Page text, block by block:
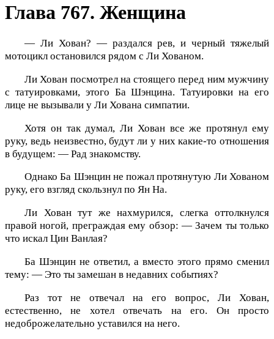
Глава 767. Женщина
— Ли Хован? — раздался рев, и черный тяжелый
мотоцикл остановился рядом с Ли Хованом.
Ли Хован посмотрел на стоящего перед ним мужчину
с татуировками, этого Ба Шэнцина. Татуировки на его
лице не вызывали у Ли Хована симпатии.
Хотя он так думал, Ли Хован все же протянул ему
руку, ведь неизвестно, будут ли у них какие-то отношения
в будущем: — Рад знакомству.
Однако Ба Шэнцин не пожал протянутую Ли Хованом
руку, его взгляд скользнул по Ян На.
Ли Хован тут же нахмурился, слегка оттолкнулся
правой ногой, преграждая ему обзор: — Зачем ты только
что искал Цин Ванлая?
Ба Шэнцин не ответил, а вместо этого прямо сменил
тему: — Это ты замешан в недавних событиях?
Раз тот не отвечал на его вопрос, Ли Хован,
естественно, не хотел отвечать на его. Он просто
недоброжелательно уставился на него.